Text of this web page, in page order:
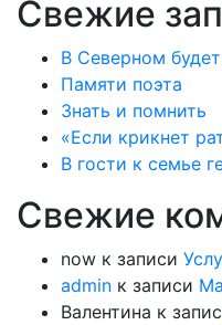
Свежие
В Северном
Памяти поэта
Знать и помнить
«Если крикнет
В гости к семье
Свежие
now к записи
admin к записи
Валентина к